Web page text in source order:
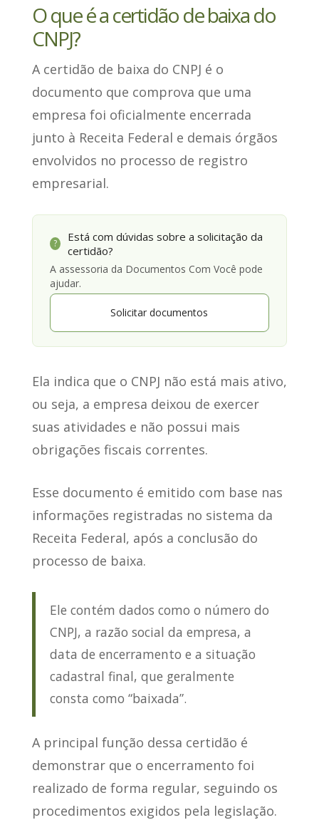
O que é a certidão de baixa do
CNPJ?
A certidão de baixa do CNPJ é o
documento que comprova que uma
empresa foi oficialmente encerrada
junto à Receita Federal e demais órgãos
envolvidos no processo de registro
empresarial.
?
Está com dúvidas sobre a solicitação da
certidão?
A assessoria da Documentos Com Você pode
ajudar.
Solicitar documentos
Ela indica que o CNPJ não está mais ativo,
ou seja, a empresa deixou de exercer
suas atividades e não possui mais
obrigações fiscais correntes.
Esse documento é emitido com base nas
informações registradas no sistema da
Receita Federal, após a conclusão do
processo de baixa.
Ele contém dados como o número do
CNPJ, a razão social da empresa, a
data de encerramento e a situação
cadastral final, que geralmente
consta como “baixada”.
A principal função dessa certidão é
demonstrar que o encerramento foi
realizado de forma regular, seguindo os
procedimentos exigidos pela legislação.